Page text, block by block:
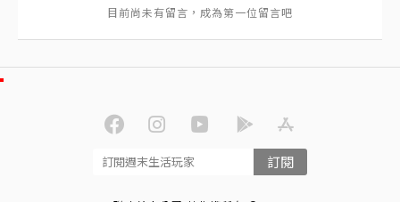
訂閱